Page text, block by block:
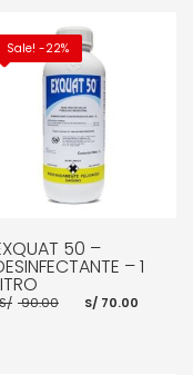
Sale! -22%
50 –
– 1
S/ 90.00 El
precio
S/70.00